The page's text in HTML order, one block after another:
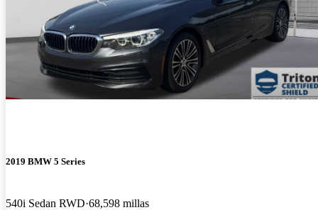
2019 BMW 5 Series
540i Sedan RWD 68,598 millas